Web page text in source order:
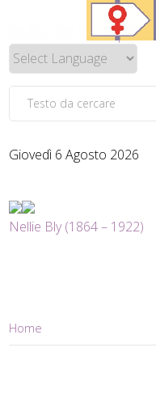
Giovedì 6 Agosto 2026
Nellie Bly (1864 – 1922)
Home